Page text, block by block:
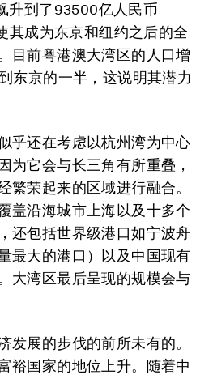
升到了93500亿人民币
其成为东京和纽约之后的全
目前粤港澳大湾区的人口增
东京的一半，这说明其潜力
乎还在考虑以杭州湾为中心
为它会与长三角有所重叠，
繁荣起来的区域进行融合。
盖沿海城市上海以及十多个
还包括世界级港口如宁波舟
最大的港口）以及中国现有
大湾区最后呈现的规模会与
发展的步伐的前所未有的。
裕国家的地位上升。随着中